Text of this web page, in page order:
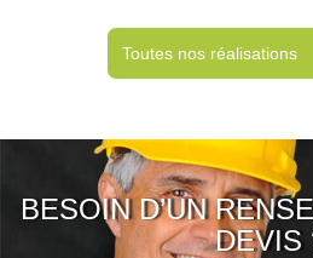
Toutes nos réalisations
BESOIN D’UN
DEVIS